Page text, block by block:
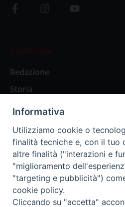
L’editoriale
Redazione
Storia
Abbonamenti
Abbonamento Annuale
Abbonamento Annuale
Abbonamento Singola Copia
Informativa
Utilizziamo cookie o
finalità tecniche e, con il tuo
altre finalità ("interazioni e
"miglioramento
"targeting e pubblicità")
cookie policy.
Cliccando su "accetta"